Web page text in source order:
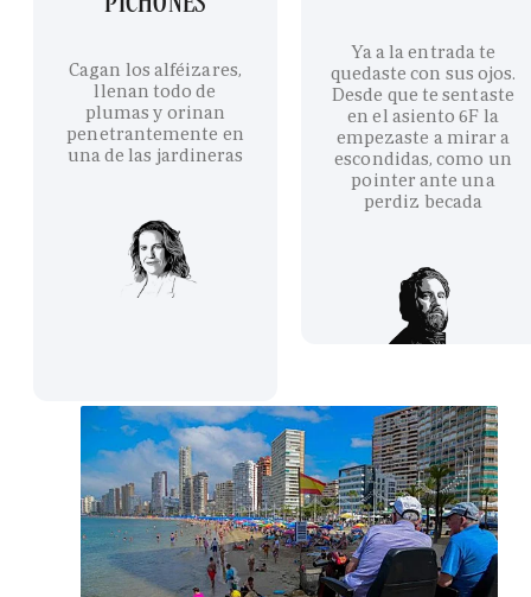
Cagan los alféizares,
llenan todo de
plumas y orinan
penetrantemente en
una de las jardineras
Ya a la entrada te
quedaste con sus ojos.
Desde que te sentaste
en el asiento 6F la
empezaste a mirar a
escondidas, como un
pointer ante una
perdiz becada